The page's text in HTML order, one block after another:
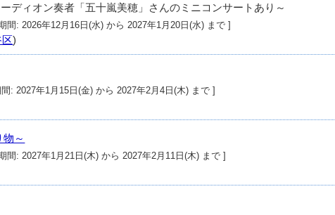
ディオン奏者「五十嵐美穂」さんのミニコンサートあり～
[ 参加募集期間: 2026年12月16日(水) から 2027年1月20日(水) まで ]
区)
[ 参加募集期間: 2027年1月15日(金) から 2027年2月4日(木) まで ]
～
[ 参加募集期間: 2027年1月21日(木) から 2027年2月11日(木) まで ]